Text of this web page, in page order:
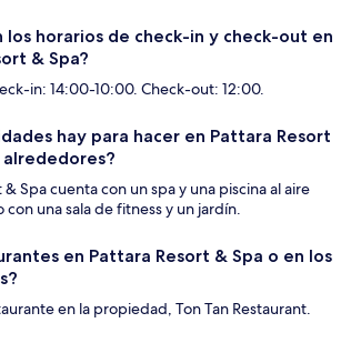
los horarios de check-in y check-out en
& Spa?
in: 14:00-10:00. Check-out: 12:00.
hay para hacer en Pattara Resort
alrededores?
& Spa cuenta con un spa y una piscina al aire
con una sala de fitness y un jardín.
en Pattara Resort & Spa o en los
en la propiedad, Ton Tan Restaurant.